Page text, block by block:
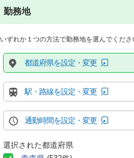
勤務地
いずれか１つの方法で勤務地を選んでくださ
都道府県を設定・変更
駅・路線を設定・変更
通勤時間を設定・変更
選択された都道府県